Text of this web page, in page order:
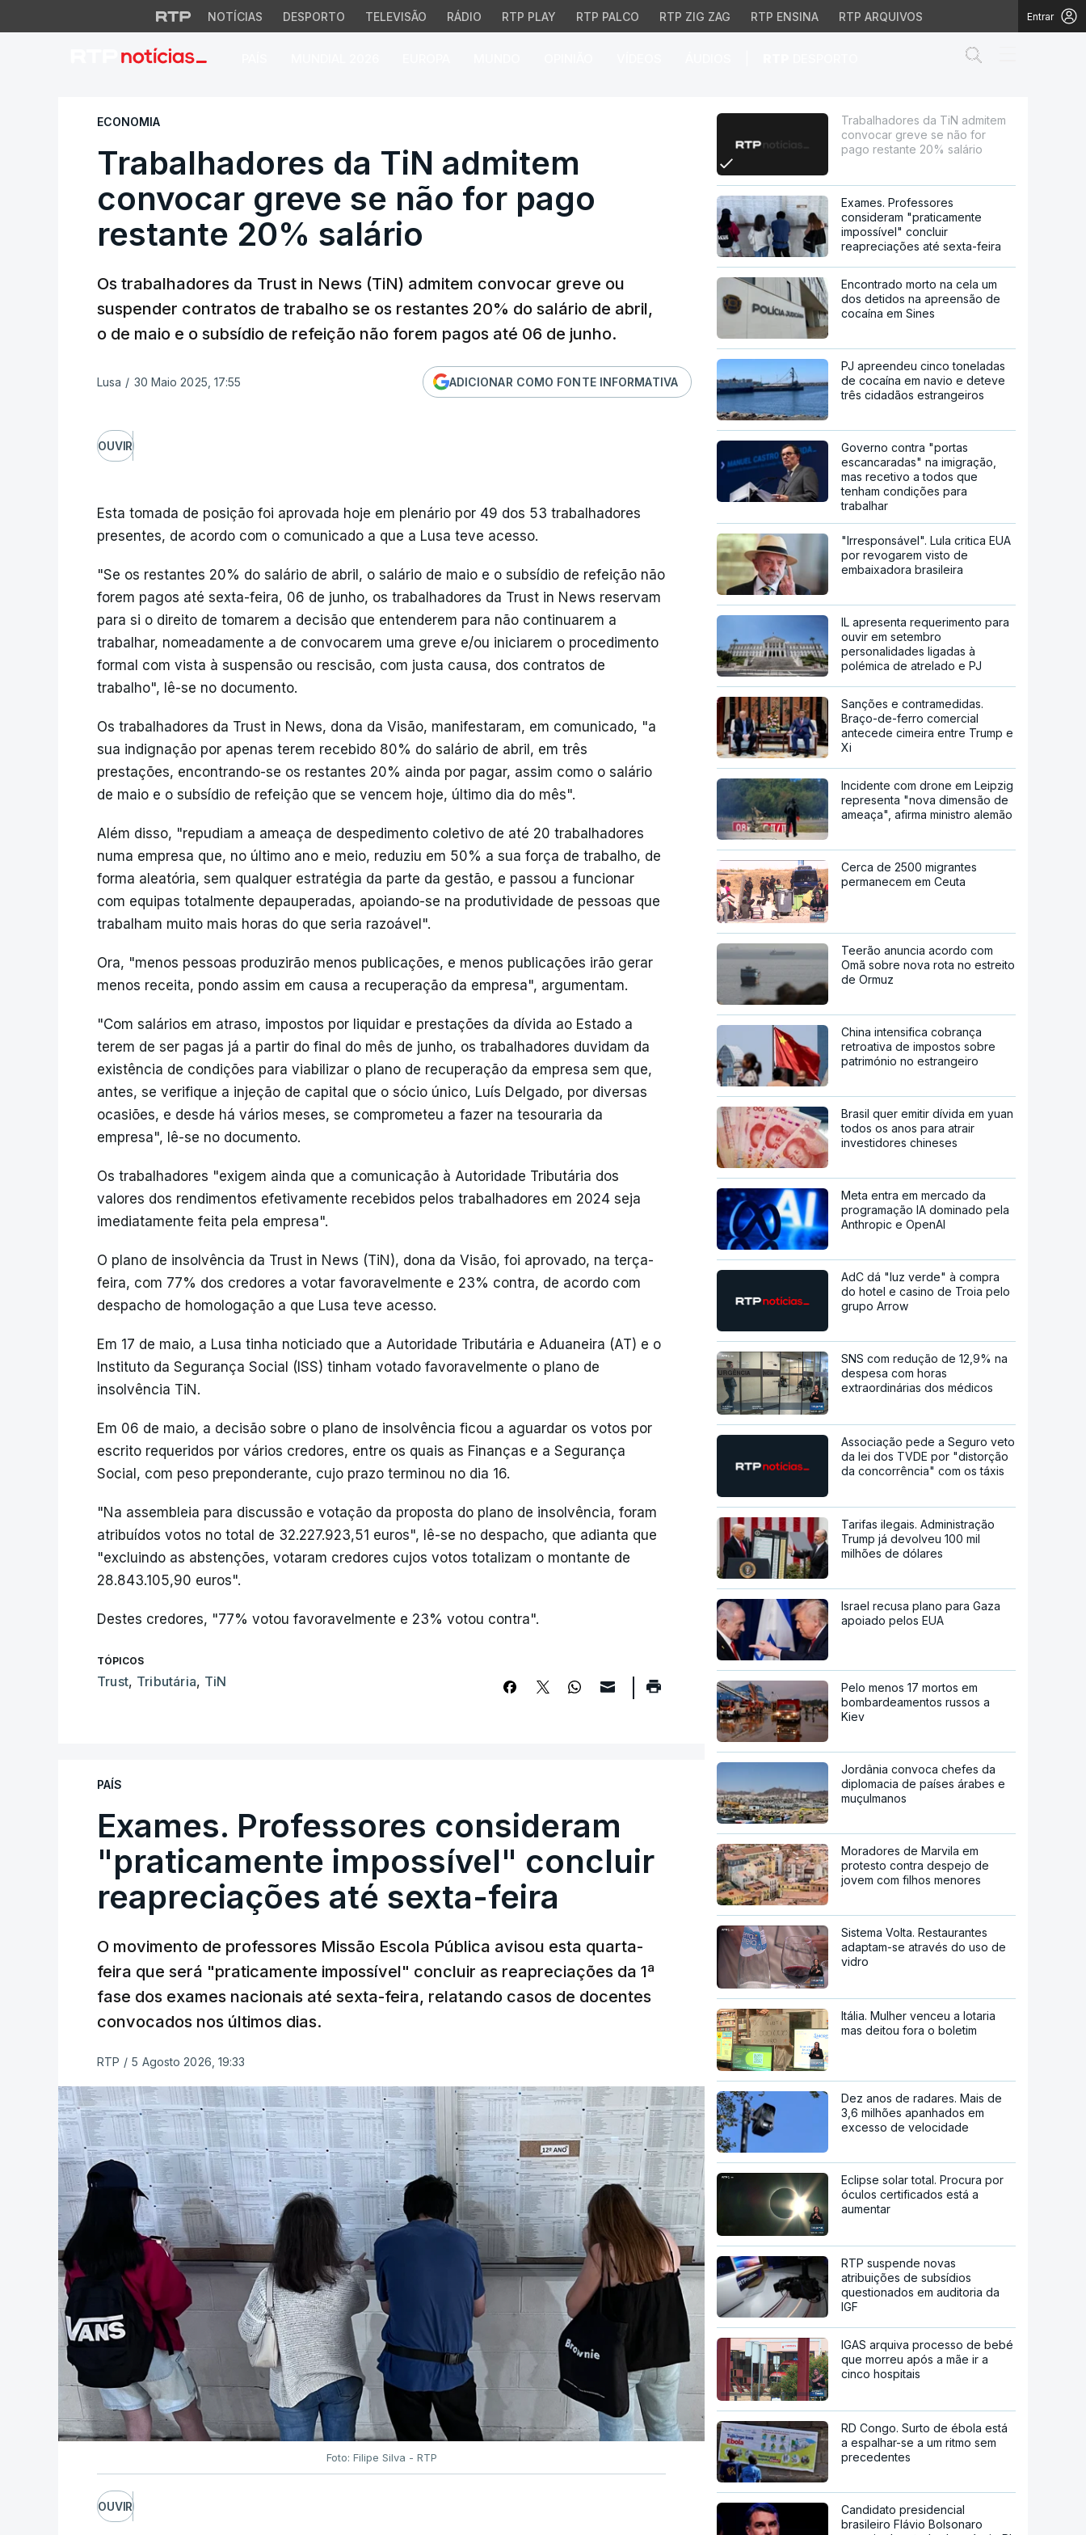
NOTÍCIAS DESPORTO TELEVISÃO RÁDIO RTP PLAY RTP PALCO RTP ZIG ZAG RTP ENSINA RTP ARQUIVOS Entrar
Trabalhadores da TiN admitem convocar greve se não for pago
ECONOMIA
Trabalhadores da TiN admitem
convocar greve se não for pago
restante 20% salário
Os trabalhadores da Trust in News (TiN) admitem convocar greve ou
suspender contratos de trabalho se os restantes 20% do salário de abril,
o de maio e o subsídio de refeição não forem pagos até 06 de junho.
Lusa / 30 Maio 2025, 17:55 ADICIONAR COMO FONTE INFORMATIVA
OUVIR
Esta tomada de posição foi aprovada hoje em plenário por 49 dos 53 trabalhadores
presentes, de acordo com o comunicado a que a Lusa teve acesso.
"Se os restantes 20% do salário de abril, o salário de maio e o subsídio de refeição não
forem pagos até sexta-feira, 06 de junho, os trabalhadores da Trust in News reservam
para si o direito de tomarem a decisão que entenderem para não continuarem a
trabalhar, nomeadamente a de convocarem uma greve e/ou iniciarem o procedimento
formal com vista à suspensão ou rescisão, com justa causa, dos contratos de
trabalho", lê-se no documento.
Os trabalhadores da Trust in News, dona da Visão, manifestaram, em comunicado, "a
sua indignação por apenas terem recebido 80% do salário de abril, em três
prestações, encontrando-se os restantes 20% ainda por pagar, assim como o salário
de maio e o subsídio de refeição que se vencem hoje, último dia do mês".
Além disso, "repudiam a ameaça de despedimento coletivo de até 20 trabalhadores
numa empresa que, no último ano e meio, reduziu em 50% a sua força de trabalho, de
forma aleatória, sem qualquer estratégia da parte da gestão, e passou a funcionar
com equipas totalmente depauperadas, apoiando-se na produtividade de pessoas que
trabalham muito mais horas do que seria razoável".
Ora, "menos pessoas produzirão menos publicações, e menos publicações irão gerar
menos receita, pondo assim em causa a recuperação da empresa", argumentam.
"Com salários em atraso, impostos por liquidar e prestações da dívida ao Estado a
terem de ser pagas já a partir do final do mês de junho, os trabalhadores duvidam da
existência de condições para viabilizar o plano de recuperação da empresa sem que,
antes, se verifique a injeção de capital que o sócio único, Luís Delgado, por diversas
ocasiões, e desde há vários meses, se comprometeu a fazer na tesouraria da
empresa", lê-se no documento.
Os trabalhadores "exigem ainda que a comunicação à Autoridade Tributária dos
valores dos rendimentos efetivamente recebidos pelos trabalhadores em 2024 seja
imediatamente feita pela empresa".
O plano de insolvência da Trust in News (TiN), dona da Visão, foi aprovado, na terça-
feira, com 77% dos credores a votar favoravelmente e 23% contra, de acordo com
despacho de homologação a que Lusa teve acesso.
Em 17 de maio, a Lusa tinha noticiado que a Autoridade Tributária e Aduaneira (AT) e o
Instituto da Segurança Social (ISS) tinham votado favoravelmente o plano de
insolvência TiN.
Em 06 de maio, a decisão sobre o plano de insolvência ficou a aguardar os votos por
escrito requeridos por vários credores, entre os quais as Finanças e a Segurança
Social, com peso preponderante, cujo prazo terminou no dia 16.
"Na assembleia para discussão e votação da proposta do plano de insolvência, foram
atribuídos votos no total de 32.227.923,51 euros", lê-se no despacho, que adianta que
"excluindo as abstenções, votaram credores cujos votos totalizam o montante de
28.843.105,90 euros".
Destes credores, "77% votou favoravelmente e 23% votou contra".
TÓPICOS
Trust, Tributária, TiN
PAÍS
Exames. Professores consideram
"praticamente impossível" concluir
reapreciações até sexta-feira
O movimento de professores Missão Escola Pública avisou esta quarta-
feira que será "praticamente impossível" concluir as reapreciações da 1ª
fase dos exames nacionais até sexta-feira, relatando casos de docentes
convocados nos últimos dias.
RTP / 5 Agosto 2026, 19:33
Foto: Filipe Silva - RTP
OUVIR
Trabalhadores da TiN admitem
convocar greve se não for
pago restante 20% salário
Exames. Professores
consideram "praticamente
impossível" concluir
reapreciações até sexta-feira
Encontrado morto na cela um
dos detidos na apreensão de
cocaína em Sines
PJ apreendeu cinco toneladas
de cocaína em navio e deteve
três cidadãos estrangeiros
Governo contra "portas
escancaradas" na imigração,
mas recetivo a todos que
tenham condições para
trabalhar
"Irresponsável". Lula critica EUA
por revogarem visto de
embaixadora brasileira
IL apresenta requerimento para
ouvir em setembro
personalidades ligadas à
polémica de atrelado e PJ
Sanções e contramedidas.
Braço-de-ferro comercial
antecede cimeira entre Trump e
Xi
Incidente com drone em Leipzig
representa "nova dimensão de
ameaça", afirma ministro alemão
Cerca de 2500 migrantes
permanecem em Ceuta
Teerão anuncia acordo com
Omã sobre nova rota no estreito
de Ormuz
China intensifica cobrança
retroativa de impostos sobre
património no estrangeiro
Brasil quer emitir dívida em yuan
todos os anos para atrair
investidores chineses
Meta entra em mercado da
programação IA dominado pela
Anthropic e OpenAI
AdC dá "luz verde" à compra
do hotel e casino de Troia pelo
grupo Arrow
SNS com redução de 12,9% na
despesa com horas
extraordinárias dos médicos
Associação pede a Seguro veto
da lei dos TVDE por "distorção
da concorrência" com os táxis
Tarifas ilegais. Administração
Trump já devolveu 100 mil
milhões de dólares
Israel recusa plano para Gaza
apoiado pelos EUA
Pelo menos 17 mortos em
bombardeamentos russos a
Kiev
Jordânia convoca chefes da
diplomacia de países árabes e
muçulmanos
Moradores de Marvila em
protesto contra despejo de
jovem com filhos menores
Sistema Volta. Restaurantes
adaptam-se através do uso de
vidro
Itália. Mulher venceu a lotaria
mas deitou fora o boletim
Dez anos de radares. Mais de
3,6 milhões apanhados em
excesso de velocidade
Eclipse solar total. Procura por
óculos certificados está a
aumentar
RTP suspende novas
atribuições de subsídios
questionados em auditoria da
IGF
IGAS arquiva processo de bebé
que morreu após a mãe ir a
cinco hospitais
RD Congo. Surto de ébola está
a espalhar-se a um ritmo sem
precedentes
Candidato presidencial
brasileiro Flávio Bolsonaro